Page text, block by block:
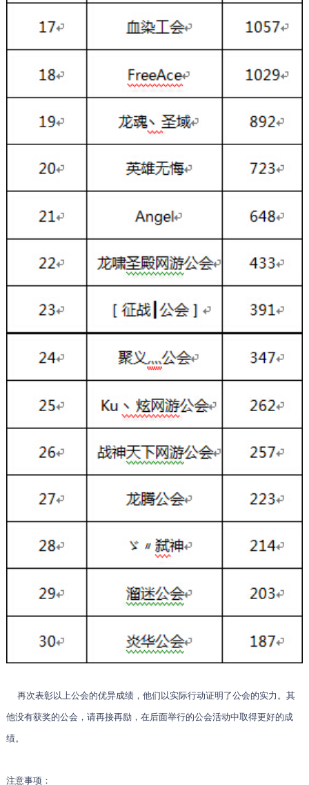
再次表彰以上公会的优异成绩，他们以实际行动证明了公会的实力。其
他没有获奖的公会，请再接再励，在后面举行的公会活动中取得更好的成
绩。
注意事项：